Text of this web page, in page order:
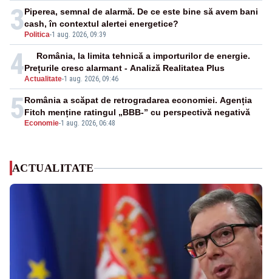
3 Politica-1 aug. 2026, 09:39
Piperea, semnal de alarmă. De ce este bine să avem bani
cash, în contextul alertei energetice?
4Actualitate-1 aug. 2026, 09:46
România, la limita tehnică a importurilor de energie.
Prețurile cresc alarmant - Analiză Realitatea Plus
5 Economie-1 aug. 2026, 06:48
România a scăpat de retrogradarea economiei. Agenția
Fitch menține ratingul „BBB-” cu perspectivă negativă
ACTUALITATE